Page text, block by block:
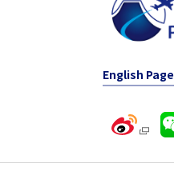
English Page